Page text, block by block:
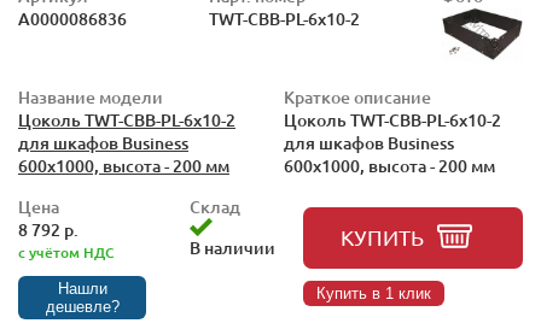
А0000086836
TWT-CBB-PL-6x10-2
Название модели
Цоколь TWT-CBB-PL-6x10-2
для шкафов Business
600x1000, высота - 200 мм
Краткое описание
Цоколь TWT-CBB-PL-6x10-2
для шкафов Business
600x1000, высота - 200 мм
Цена
8 792 р.
с учётом НДС
Нашли
дешевле?
Склад
В наличии
КУПИТЬ
Купить в 1 клик